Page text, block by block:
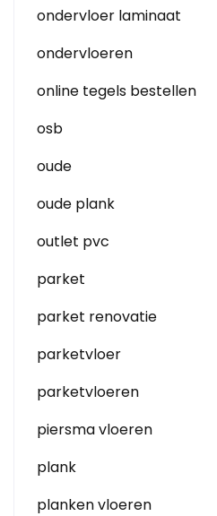
ondervloer laminaat
ondervloeren
online tegels bestellen
osb
oude
oude plank
outlet pvc
parket
parket renovatie
parketvloer
parketvloeren
piersma vloeren
plank
planken vloeren